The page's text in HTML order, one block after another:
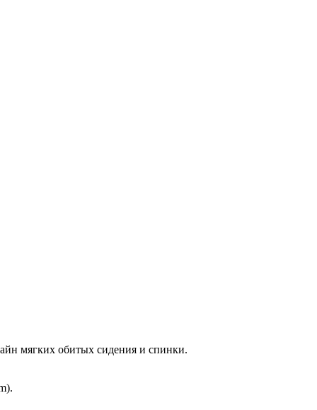
мягких обитых сидения и спинки.